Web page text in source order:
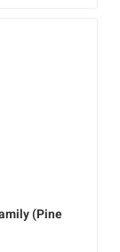
(Pine